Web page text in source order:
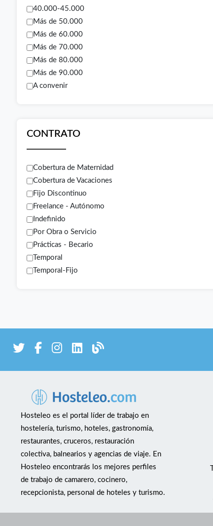
40.000-45.000
Más de 50.000
Más de 60.000
Más de 70.000
Más de 80.000
Más de 90.000
A convenir
CONTRATO
Cobertura de Maternidad
Cobertura de Vacaciones
Fijo Discontinuo
Freelance - Autónomo
Indefinido
Por Obra o Servicio
Prácticas - Becario
Temporal
Temporal-Fijo
Hosteleo es el portal líder de trabajo en
hostelería, turismo, hoteles, gastronomía,
restaurantes, cruceros, restauración
colectiva, balnearios y agencias de viaje. En
Hosteleo encontrarás los mejores perfiles
de trabajo de camarero, cocinero,
recepcionista, personal de hoteles y turismo.